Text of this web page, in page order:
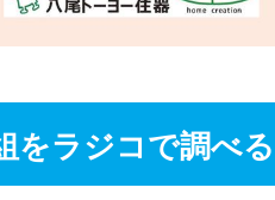
をラジコで調べる